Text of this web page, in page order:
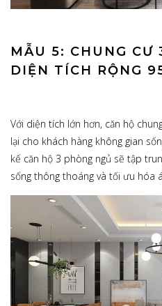
MẪU 5: CHUNG CƯ
DIỆN TÍCH RỘNG
Với diện tích lớn hơn, căn hộ
lại cho khách hàng không gian
kế căn hộ 3 phòng ngủ sẽ tập
sống thông thoáng và tối ưu hóa